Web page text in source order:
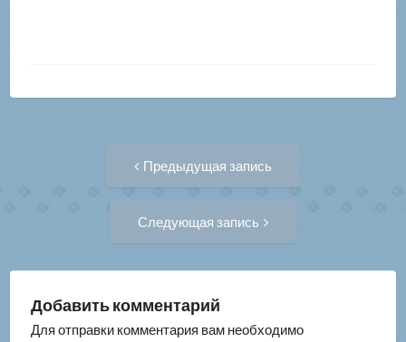
Навигация
записям
Предыдущая запись
Следующая запись
Добавить комментарий
Для отправки комментария вам необходимо